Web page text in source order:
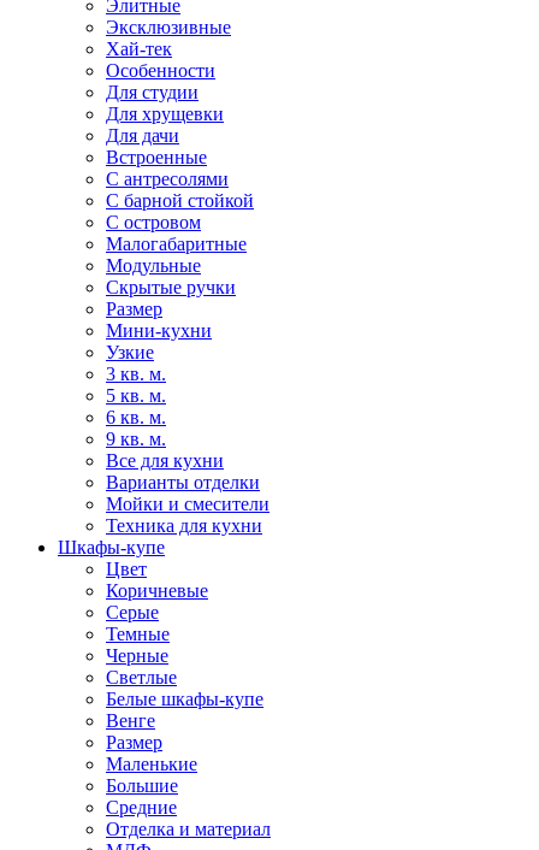
Элитные
Эксклюзивные
Хай-тек
Особенности
Для студии
Для хрущевки
Для дачи
Встроенные
С антресолями
С барной стойкой
С островом
Малогабаритные
Модульные
Скрытые ручки
Размер
Мини-кухни
Узкие
3 кв. м.
5 кв. м.
6 кв. м.
9 кв. м.
Все для кухни
Варианты отделки
Мойки и смесители
Техника для кухни
Шкафы-купе
Цвет
Коричневые
Серые
Темные
Черные
Светлые
Белые шкафы-купе
Венге
Размер
Маленькие
Большие
Средние
Отделка и материал